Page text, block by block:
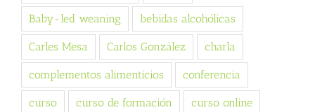
Baby-led weaning bebidas alcohólicas
Carles Mesa Carlos González charla
complementos alimenticios conferencia
curso curso de formación curso online